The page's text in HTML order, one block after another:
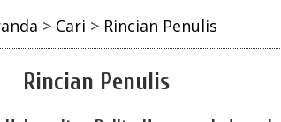
> Cari > Rincian Penulis
Rincian Penulis